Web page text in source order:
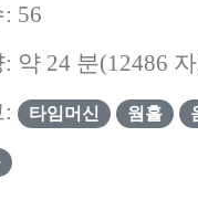
56
: 약 24 분(12486
타임머신 웜홀